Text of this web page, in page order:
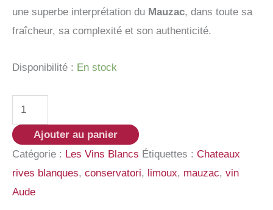
une superbe interprétation du Mauzac, dans toute sa
fraîcheur, sa complexité et son authenticité.
Disponibilité : En stock
quantité
de
Château
Rives
Blanques
AOP
Ajouter au panier
Catégorie : Les Vins Blancs Étiquettes : Chateaux
rives blanques, conservatori, limoux, mauzac, vin
Aude